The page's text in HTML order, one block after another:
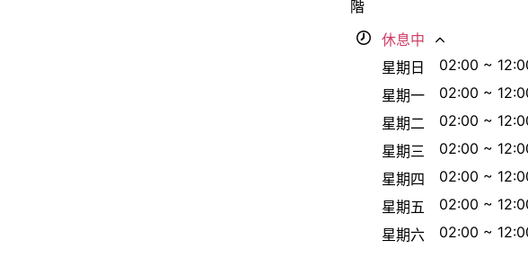
階
休息中
星期日
02:00 ~
星期一
02:00 ~
星期二
02:00 ~
星期三
02:00 ~
星期四
02:00 ~
星期五
02:00 ~
星期六
02:00 ~